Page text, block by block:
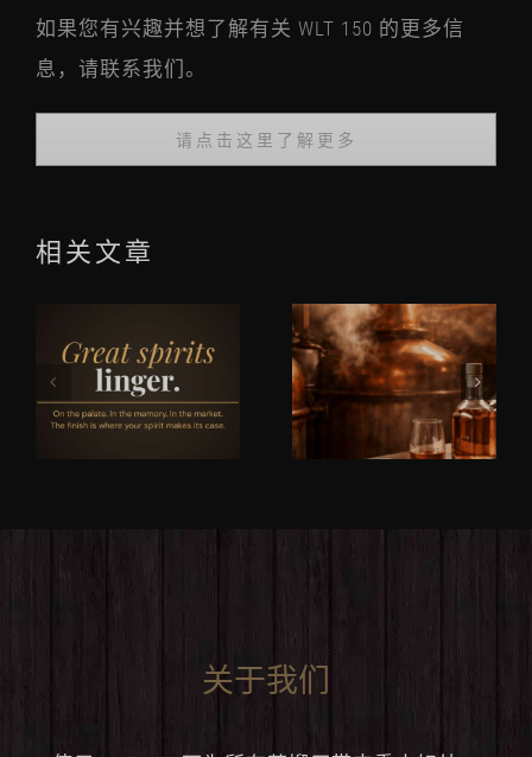
如果您有兴趣并想了解有关 WLT 150 的更多信
息，请联系我们。
请点击这里了解更多
相关文章
关于我们